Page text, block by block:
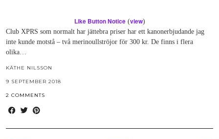
Like Button Notice(view)
Club XPRS som normalt har jättebra priser har ett kanonerbjudande jag
inte kunde motstå – två merinoullströjor för 300 kr. De finns i flera
olika…
KÄTHE NILSSON
9 SEPTEMBER 2018
2 COMMENTS